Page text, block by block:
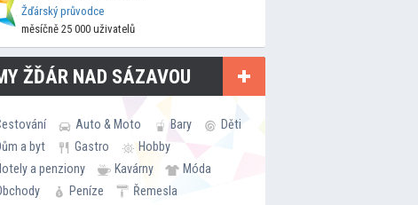
Žďárský průvodce
měsíčně 25 000 uživatelů
ŽĎÁR NAD SÁZAVOU
Auto & Moto Bary
Děti
a byt
Gastro
Hobby
a penziony
Kavárny
Móda
Peníze
Řemesla